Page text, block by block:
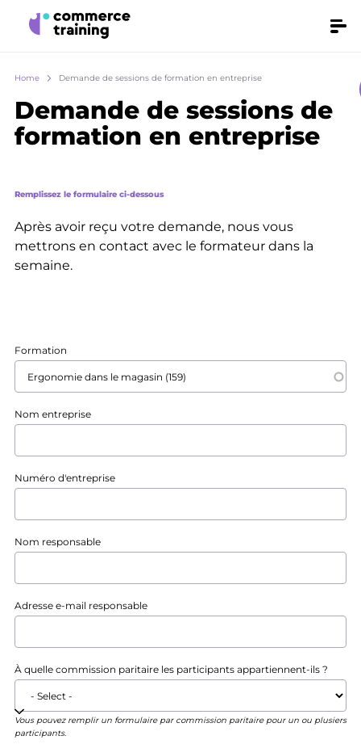
Skip
content
Make
it
Breadcrumb
Home Demande de sessions de formation en entreprise
Demande de sessions de
formation en entreprise
Remplissez le formulaire ci-dessous
Après avoir reçu votre demande, nous vous
mettrons en contact avec le formateur dans la
semaine.
Formation
Nom entreprise
Numéro d'entreprise
Nom responsable
Adresse e-mail responsable
À quelle commission paritaire les participants appartiennent-ils ?
Vous pouvez remplir un formulaire par commission paritaire pour un ou plusiers
participants.